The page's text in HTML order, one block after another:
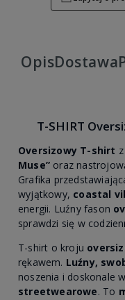
OpisDostawa
T-SHIRT
Oversizowy T-shirt
Muse” oraz
Grafika
wyjątkowy, coastal
energii. Luźny fason
sprawdzi się w
T-shirt o kroju
rękawem. Luźny,
noszenia i doskonale
streetwearowe. To